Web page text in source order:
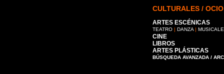
CULTURALES / OCIO
ARTES ESCÉNICAS
TEATRO | DANZA |
CINE
LIBROS
ARTES PLÁSTICAS
BÚSQUEDA AVANZADA /